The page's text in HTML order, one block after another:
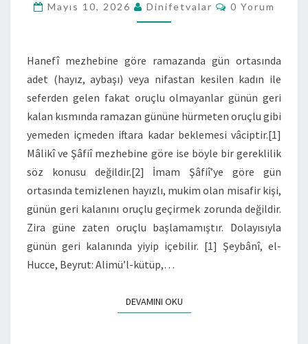
Mayıs 10, 2026 Dinifetvalar 0 Yorum
Hanefî mezhebine göre ramazanda gün ortasında
adet (hayız, aybaşı) veya nifastan kesilen kadın ile
seferden gelen fakat oruçlu olmayanlar günün geri
kalan kısmında ramazan gününe hürmeten oruçlu gibi
yemeden içmeden iftara kadar beklemesi vâciptir.[1]
Mâlikî ve Şâfiî mezhebine göre ise böyle bir gereklilik
söz konusu değildir.[2] İmam Şâfiî’ye göre gün
ortasında temizlenen hayızlı, mukim olan misafir kişi,
günün geri kalanını oruçlu geçirmek zorunda değildir.
Zira güne zaten oruçlu başlamamıştır. Dolayısıyla
günün geri kalanında yiyip içebilir. [1] Şeybânî, el-
Hucce, Beyrut: Alimü’l-kütüp,…
DEVAMINI OKU